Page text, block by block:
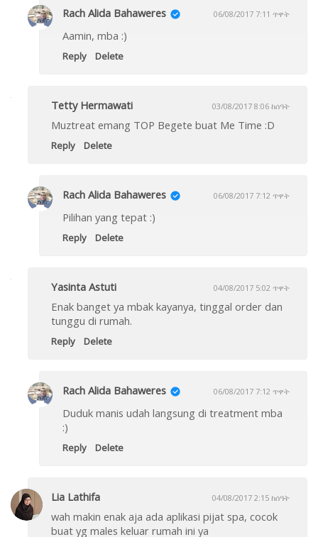
Rach Alida Bahaweres 06/08/2017 7:11 ጥዋት
Aamin, mba :)
Reply Delete
Tetty Hermawati 03/08/2017 8:06 ከሰዓት
Muztreat emang TOP Begete buat Me Time :D
Reply Delete
Rach Alida Bahaweres 06/08/2017 7:12 ጥዋት
Pilihan yang tepat :)
Reply Delete
Yasinta Astuti 04/08/2017 5:02 ጥዋት
Enak banget ya mbak kayanya, tinggal order dan
tunggu di rumah.
Reply Delete
Rach Alida Bahaweres 06/08/2017 7:12 ጥዋት
Duduk manis udah langsung di treatment mba
:)
Reply Delete
Lia Lathifa 04/08/2017 2:15 ከሰዓት
wah makin enak aja ada aplikasi pijat spa, cocok
buat yg males keluar rumah ini ya